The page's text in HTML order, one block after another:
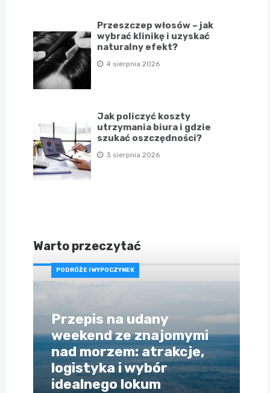
Przeszczep włosów – jak
wybrać klinikę i uzyskać
naturalny efekt?
4 sierpnia 2026
Jak policzyć koszty
utrzymania biura i gdzie
szukać oszczędności?
3 sierpnia 2026
Warto przeczytać
PODRÓŻE I WYPOCZYNEK
Przepis na udany
weekend ze znajomymi
nad morzem: atrakcje,
logistyka i wybór
idealnego lokum